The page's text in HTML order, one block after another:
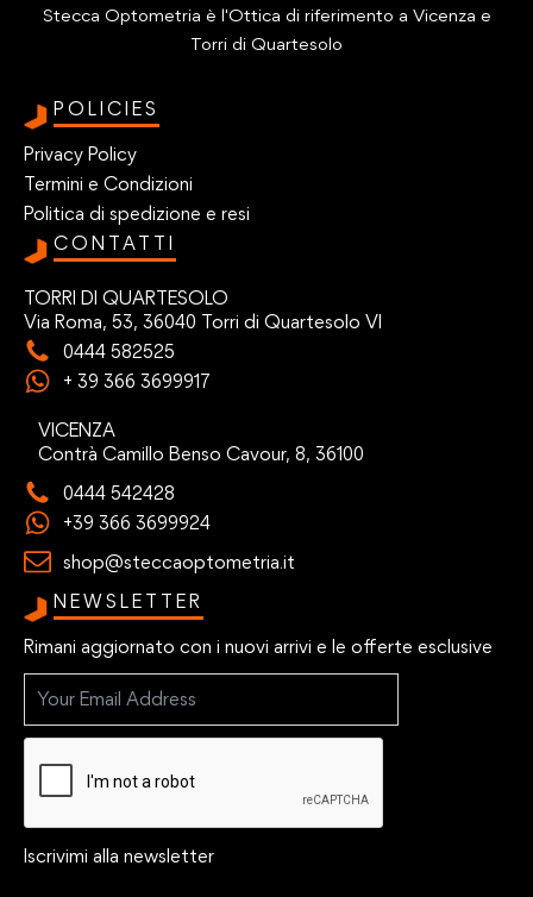
Stecca Optometria è l'Ottica di riferimento a Vicenza e
Torri di Quartesolo
POLICIES
Privacy Policy
Termini e Condizioni
Politica di spedizione e resi
CONTATTI
TORRI DI QUARTESOLO
Via Roma, 53, 36040 Torri di Quartesolo VI
0444 582525
+ 39 366 3699917
VICENZA
Contrà Camillo Benso Cavour, 8, 36100
0444 542428
+39 366 3699924
shop@steccaoptometria.it
NEWSLETTER
Rimani aggiornato con i nuovi arrivi e le offerte esclusive
Iscrivimi alla newsletter